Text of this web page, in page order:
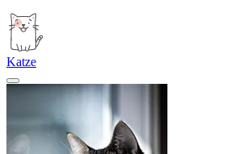
Katze